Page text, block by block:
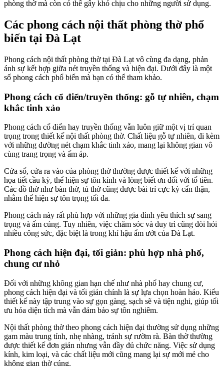
phòng thờ mà còn có thể gây khó chịu cho những người sử dụng.
Các phong cách nội thất phòng thờ phổ
biến tại Đà Lạt
Phong cách nội thất phòng thờ tại Đà Lạt vô cùng đa dạng, phản
ánh sự kết hợp giữa nét truyền thống và hiện đại. Dưới đây là một
số phong cách phổ biến mà bạn có thể tham khảo.
Phong cách cổ điển/truyền thống: gỗ tự nhiên, chạm
khắc tinh xảo
Phong cách cổ điển hay truyền thống vẫn luôn giữ một vị trí quan
trọng trong thiết kế nội thất phòng thờ. Chất liệu gỗ tự nhiên, đi kèm
với những đường nét chạm khắc tinh xảo, mang lại không gian vô
cùng trang trọng và ấm áp.
Cửa sổ, cửa ra vào của phòng thờ thường được thiết kế với những
họa tiết cầu kỳ, thể hiện sự tôn kính và lòng biết ơn đối với tổ tiên.
Các đồ thờ như bàn thờ, tủ thờ cũng được bài trí cực kỳ cẩn thận,
nhằm thể hiện sự tôn trọng tối đa.
Phong cách này rất phù hợp với những gia đình yêu thích sự sang
trọng và ấm cúng. Tuy nhiên, việc chăm sóc và duy trì cũng đòi hỏi
nhiều công sức, đặc biệt là trong khí hậu ẩm ướt của Đà Lạt.
Phong cách hiện đại, tối giản: phù hợp nhà phố,
chung cư nhỏ
Đối với những không gian hạn chế như nhà phố hay chung cư,
phong cách hiện đại và tối giản chính là sự lựa chọn hoàn hảo. Kiểu
thiết kế này tập trung vào sự gọn gàng, sạch sẽ và tiện nghi, giúp tối
ưu hóa diện tích mà vẫn đảm bảo sự tôn nghiêm.
Nội thất phòng thờ theo phong cách hiện đại thường sử dụng những
gam màu trung tính, nhẹ nhàng, tránh sự rườm rà. Bàn thờ thường
được thiết kế đơn giản nhưng vẫn đầy đủ chức năng. Việc sử dụng
kính, kim loại, và các chất liệu mới cũng mang lại sự mới mẻ cho
không gian thờ cúng.